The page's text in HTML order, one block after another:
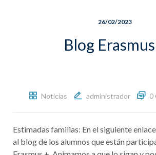
26/02/2023
Blog
Noticias administrador 0
Estimadas familias: En el siguiente
al blog de los alumnos que están